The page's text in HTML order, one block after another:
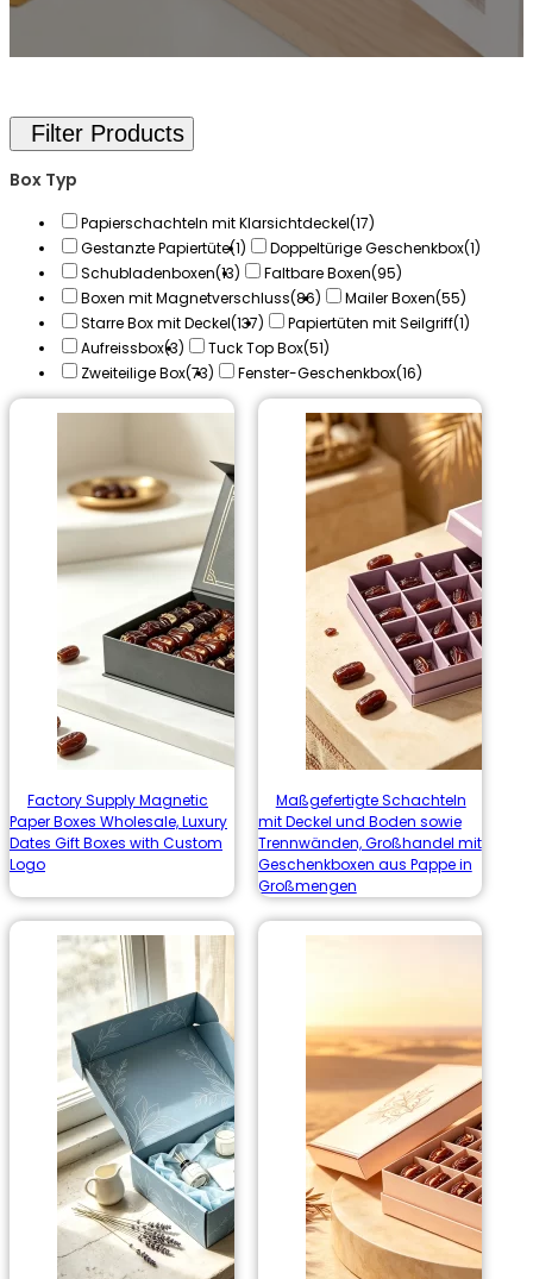
Box Typ
Papierschachteln mit Klarsichtdeckel(17)
Gestanzte Papiertüte(1) Doppeltürige Geschenkbox(1)
Schubladenboxen(13) Faltbare Boxen(95)
Boxen mit Magnetverschluss(86) Mailer Boxen(55)
Starre Box mit Deckel(137) Papiertüten mit Seilgriff(1)
Aufreissbox(3) Tuck Top Box(51)
Zweiteilige Box(73) Fenster-Geschenkbox(16)
Factory Supply Magnetic
Paper Boxes Wholesale, Luxury
Dates Gift Boxes with Custom
Logo
Maßgefertigte Schachteln
mit Deckel und Boden sowie
Trennwänden, Großhandel mit
Geschenkboxen aus Pappe in
Großmengen